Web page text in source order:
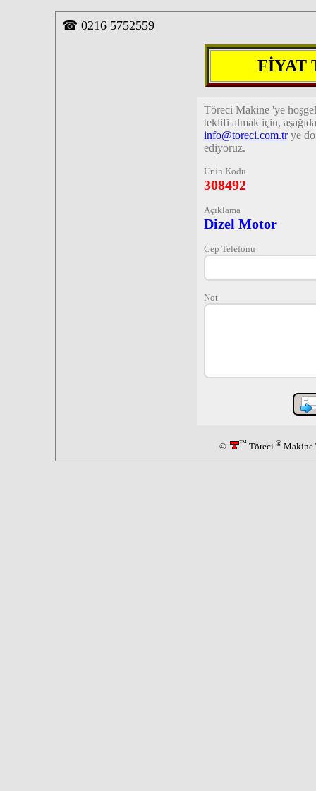
☎ 0216 5752559
FİYAT
Töreci Makine 'ye
teklifi almak için,
info@toreci.com.trye
ediyoruz.
Ürün Kodu
308492
Açıklama
Dizel Motor
Cep Telefonu
Not
© ™Töreci ®Makine